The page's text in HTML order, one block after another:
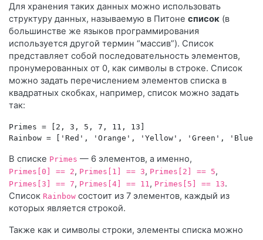
Для хранения таких данных можно использовать
структуру данных, называемую в Питоне список (в
большинстве же языков программирования
используется другой термин “массив”). Список
представляет собой последовательность элементов,
пронумерованных от 0, как символы в строке. Список
можно задать перечислением элементов списка в
квадратных скобках, например, список можно задать
так:
Primes = [2, 3, 5, 7, 11, 13]
В списке Primes — 6 элементов, а именно,
Primes[0] == 2, Primes[1] == 3, Primes[2] == 5,
Primes[3] == 7, Primes[4] == 11 , Primes[5] == 13.
Список Rainbow состоит из 7 элементов, каждый из
которых является строкой.
Также как и символы строки, элементы списка можно